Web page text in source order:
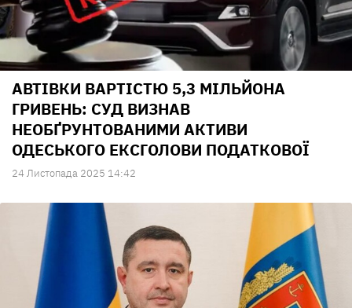
АВТІВКИ ВАРТІСТЮ 5,3 МІЛЬЙОНА
ГРИВЕНЬ: СУД ВИЗНАВ
НЕОБҐРУНТОВАНИМИ АКТИВИ
ОДЕСЬКОГО ЕКСГОЛОВИ ПОДАТКОВОЇ
24 Листопада 2025 14:42